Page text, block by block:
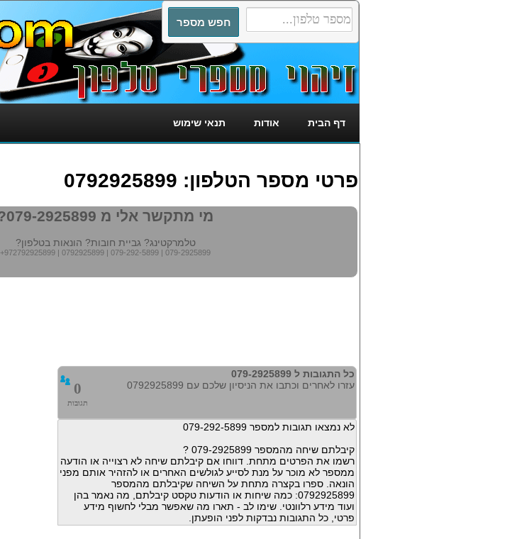
דף הבית אודות תנאי שימוש
פרטי מספר הטלפון: 0792925899
מי מתקשר אלי מ 079-2925899?
טלמרקטינג? גביית חובות? הונאות בטלפון?
+972792925899 | 0792925899 | 079-292-5899 | 079-2925899
0
תגובות
כל התגובות ל 079-2925899
עזרו לאחרים וכתבו את הניסיון שלכם עם 0792925899
לא נמצאו תגובות למספר 079-292-5899
קיבלתם שיחה מהמספר 079-2925899 ?
רשמו את הפרטים מתחת. דווחו אם קיבלתם שיחה לא רצוייה או הודעה
ממספר לא מוכר על מנת לסייע לגולשים האחרים או להזהיר אותם מפני
הונאה. ספרו בקצרה מתחת על השיחה שקיבלתם מהמספר
0792925899: כמה שיחות או הודעות טקסט קיבלתם, מה נאמר בהן
ועוד מידע רלוונטי. שימו לב - תארו מה שאפשר מבלי לחשוף מידע
פרטי, כל התגובות נבדקות לפני הופעתן.